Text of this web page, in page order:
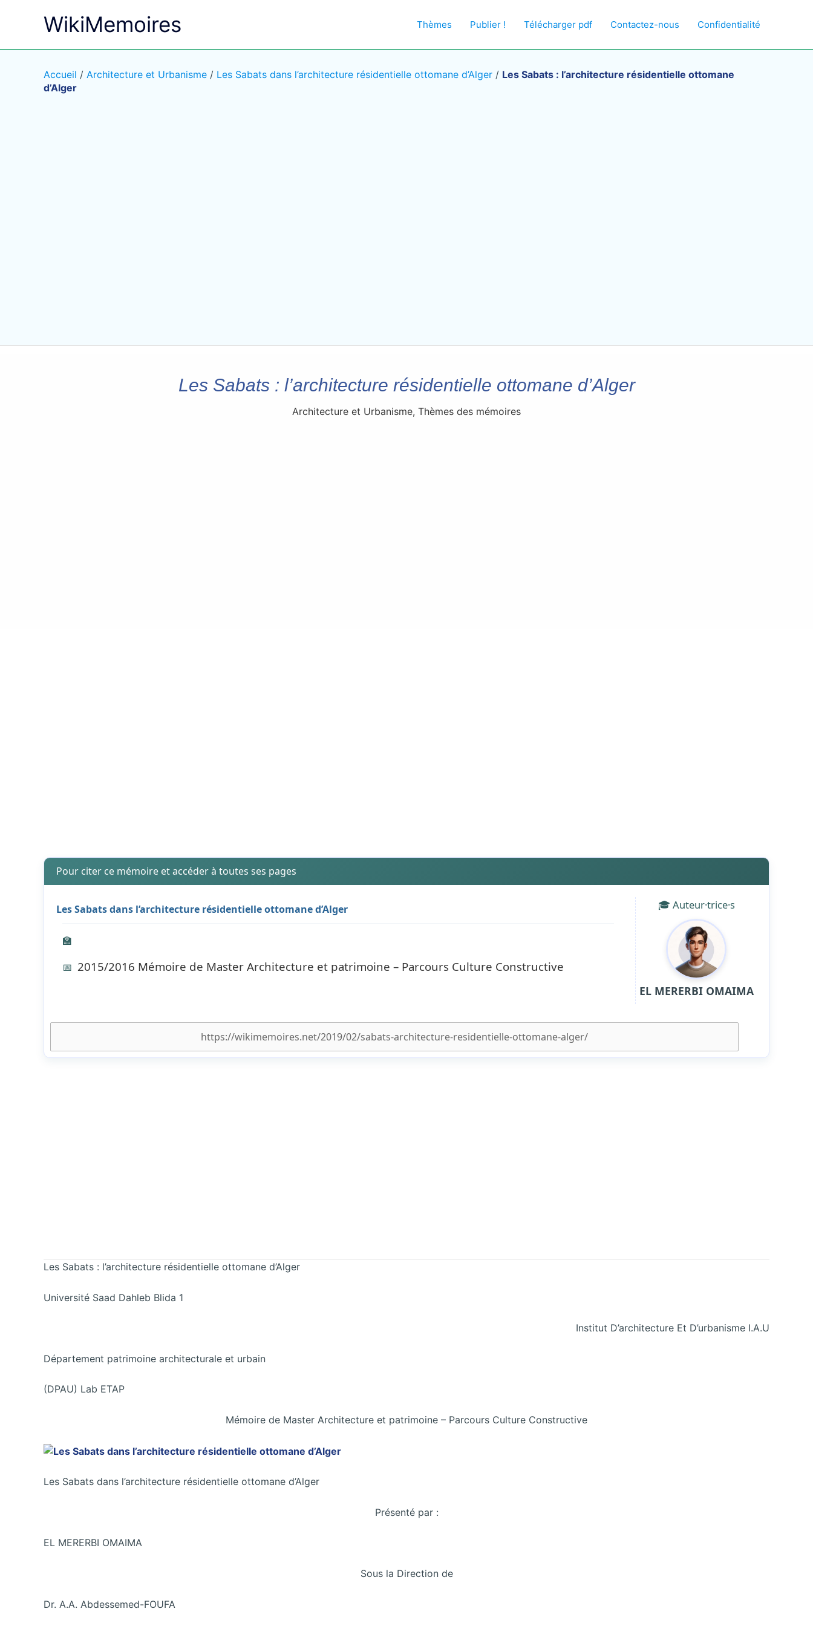
WikiMemoires Thèmes Publier ! Télécharger pdf Contactez-nous Confidentialité
Accueil / Architecture et Urbanisme / Les Sabats dans l’architecture résidentielle ottomane d’Alger / Les Sabats : l’architecture résidentielle ottomane
d’Alger
Les Sabats : l’architecture résidentielle ottomane d’Alger
Architecture et Urbanisme, Thèmes des mémoires
Pour citer ce mémoire et accéder à toutes ses pages
Les Sabats dans l’architecture résidentielle ottomane d’Alger
🏫
📅 2015/2016 Mémoire de Master Architecture et patrimoine – Parcours Culture Constructive
🎓 Auteur·trice·s
EL MERERBI OMAIMA
Les Sabats : l’architecture résidentielle ottomane d’Alger
Université Saad Dahleb Blida 1
Institut D’architecture Et D’urbanisme I.A.U
Département patrimoine architecturale et urbain
(DPAU) Lab ETAP
Mémoire de Master Architecture et patrimoine – Parcours Culture Constructive
Les Sabats dans l’architecture résidentielle ottomane d’Alger
Présenté par :
EL MERERBI OMAIMA
Sous la Direction de
Dr. A.A. Abdessemed-FOUFA